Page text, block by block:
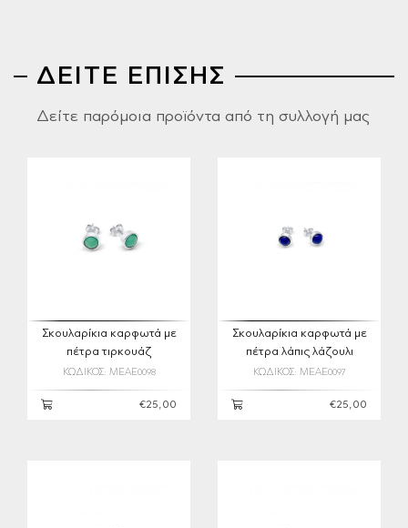
ΔΕΙΤΕ ΕΠΙΣΗΣ
Δείτε παρόμοια προϊόντα από τη συλλογή μας
Σκουλαρίκια καρφωτά με
πέτρα τιρκουάζ
ΚΩΔΙΚΟΣ: MEAE0098
€25,00
Σκουλαρίκια καρφωτά με
πέτρα λάπις λάζουλι
ΚΩΔΙΚΟΣ: MEAE0097
€25,00